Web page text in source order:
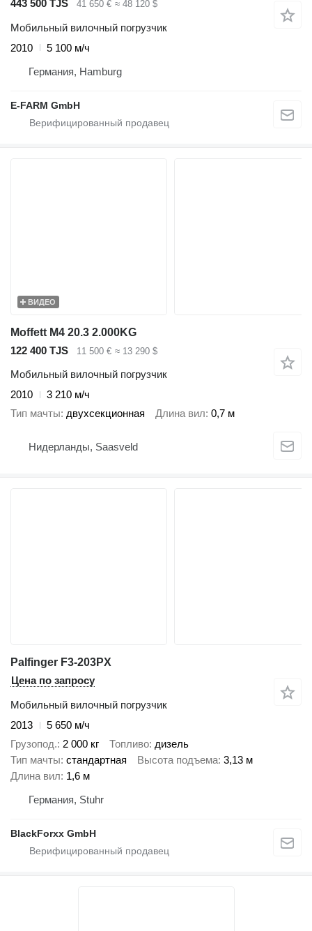
443 500 TJS 41 650 € ≈ 48 120 $
Мобильный вилочный погрузчик
2010
5 100 м/ч
Германия, Hamburg
E-FARM GmbH
ВИДЕО
Moffett M4 20.3 2.000KG
122 400 TJS
11 500 € ≈ 13 290 $
Мобильный вилочный погрузчик
2010
3 210 м/ч
Тип мачты двухсекционная Длина вил 0,7 м
Нидерланды, Saasveld
Palfinger F3-203PX
Цена по запросу
Мобильный вилочный погрузчик
2013
5 650 м/ч
Грузопод. 2 000 кг Топливо дизель
Тип мачты стандартная Высота подъема 3,13 м
Длина вил 1,6 м
Германия, Stuhr
BlackForxx GmbH